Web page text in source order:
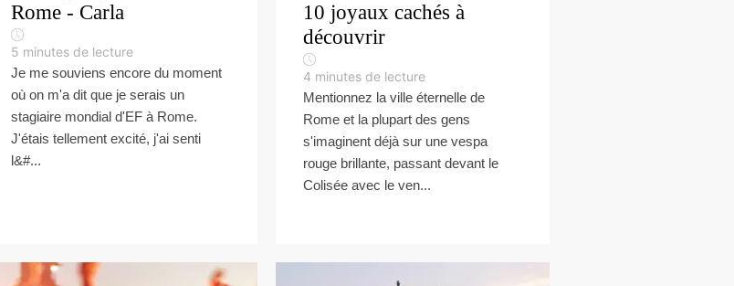
Rome - Carla
5 minutes de lecture
Je me souviens encore du moment
où on m'a dit que je serais un
stagiaire mondial d'EF à Rome.
J'étais tellement excité, j'ai senti
l&#...
10 joyaux cachés à
découvrir
4 minutes de lecture
Mentionnez la ville éternelle de
Rome et la plupart des gens
s'imaginent déjà sur une vespa
rouge brillante, passant devant le
Colisée avec le ven...